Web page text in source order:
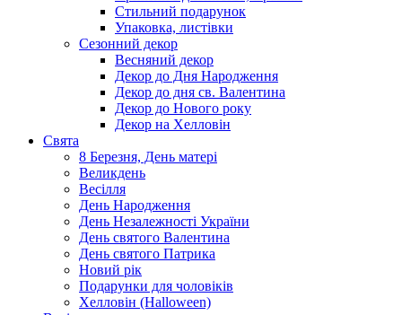
Стильний подарунок
Упаковка, листівки
Сезонний декор
Весняний декор
Декор до Дня Народження
Декор до дня св. Валентина
Декор до Нового року
Декор на Хелловін
Свята
8 Березня, День матері
Великдень
Весілля
День Народження
День Незалежності України
День святого Валентина
День святого Патрика
Новий рік
Подарунки для чоловіків
Хелловін (Halloween)